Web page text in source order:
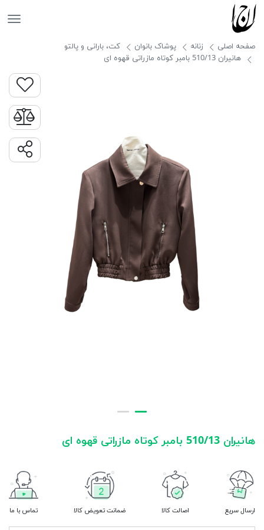
صفحه اصلی زنانه پوشاک بانوان
کت، بارانی و پالتو
هانیران 510/13 بامبر کوتاه مازراتی قهوه ای
هانیران 510/13 بامبر کوتاه مازراتی قهوه ای
ارسال سریع اصالت کالا ضمانت تعویض کالا تماس با ما